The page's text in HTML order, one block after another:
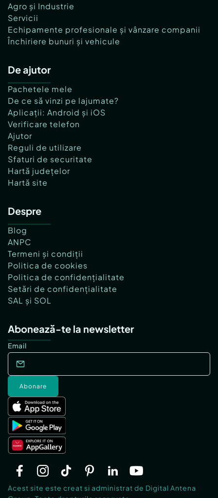
Agro și Industrie
Servicii
Echipamente profesionale și vânzare companii
Închiriere bunuri și vehicule
De ajutor
Pachetele mele
De ce să vinzi pe lajumate?
Aplicații: Android și iOS
Verificare telefon
Ajutor
Reguli de utilizare
Sfaturi de securitate
Hartă județelor
Hartă site
Despre
Blog
ANPC
Termeni și condiții
Politica de cookies
Politica de confidențialitate
Setări de confidențialitate
SAL și SOL
Abonează-te la newsletter
Email
Abonare
Acest site este creat si administrat de Digital Antena